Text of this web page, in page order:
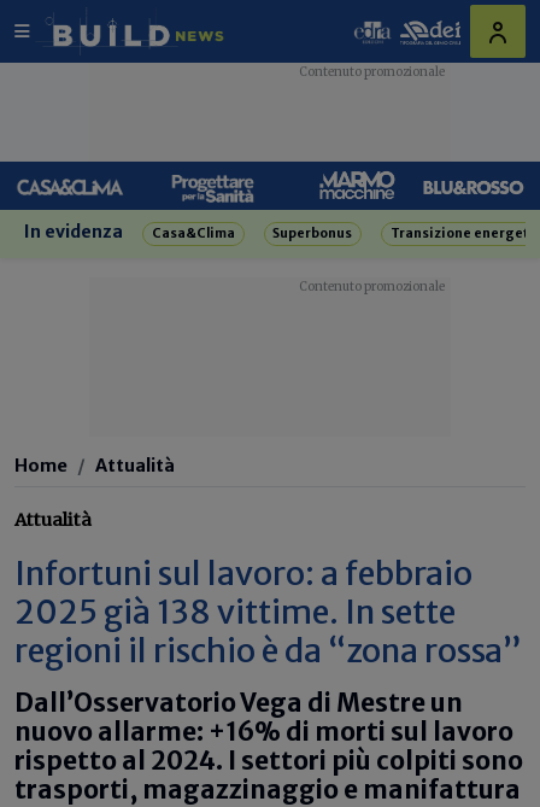
In evidenza Casa&Clima Superbonus Transizione
Home Attualità
Attualità
Infortuni sul lavoro: a febbraio
2025 già 138 vittime. In sette
regioni il rischio è da “zona rossa”
Dall’Osservatorio Vega di Mestre un
nuovo allarme: +16% di morti sul lavoro
rispetto al 2024. I settori più colpiti sono
trasporti, magazzinaggio e manifattura